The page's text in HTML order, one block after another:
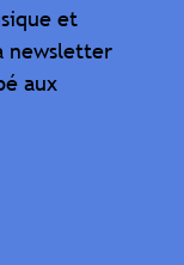
et
newsletter
aux